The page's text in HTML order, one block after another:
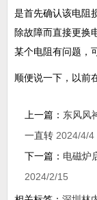
是首先确认该电阻
除故障而直接更换
某个电阻有问题，
顺便说一下，以前
上一篇： 东风风
一直转 2024/4/4
下一篇： 电磁炉
2024/2/15